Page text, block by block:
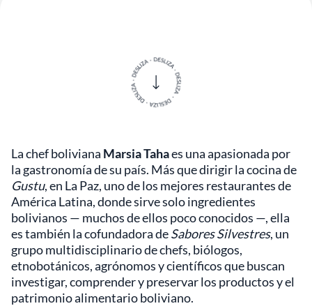
La chef boliviana Marsia Tahaes una apasionada por
la gastronomía de su país. Más que dirigir la cocina de
Gustu, en La Paz, uno de los mejores restaurantes de
América Latina, donde sirve solo ingredientes
bolivianos — muchos de ellos poco conocidos —, ella
es también la cofundadora deSabores Silvestres, un
grupo multidisciplinario de chefs, biólogos,
etnobotánicos, agrónomos y científicos que buscan
investigar, comprender y preservar los productos y el
patrimonio alimentario boliviano.